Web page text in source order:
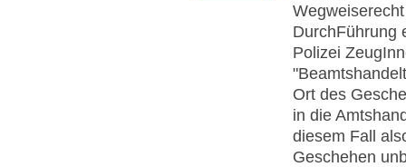
DurchFührung
Polizei
Ort des
in die
diesem Fall
Geschehen